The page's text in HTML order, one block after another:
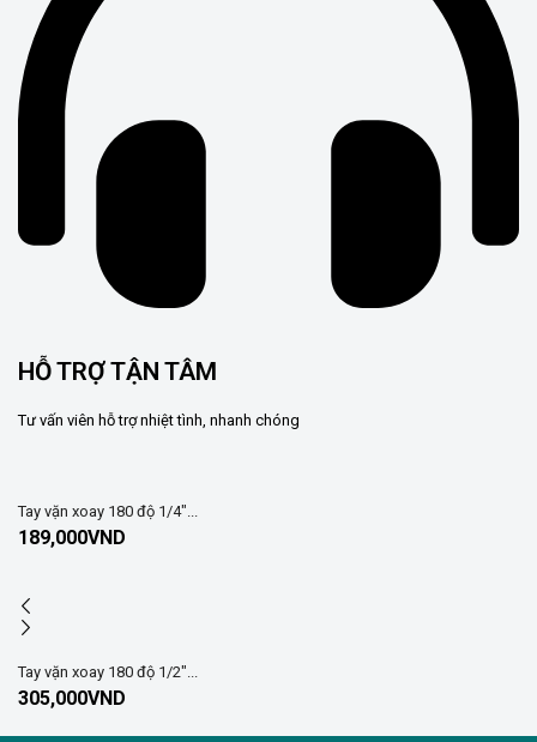
HỖ TRỢ TẬN TÂM
Tư vấn viên hỗ trợ nhiệt tình, nhanh chóng
Tay vặn xoay 180 độ 1/4″...
189,000VND
Tay vặn xoay 180 độ 1/2″...
305,000VND